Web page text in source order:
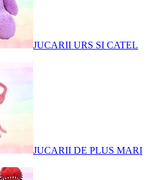
JUCARII URS SI CATEL
JUCARII DE PLUS MARI